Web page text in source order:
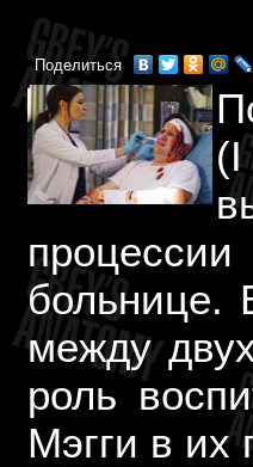
Поделиться
больнице.
между
роль
Мэгги в их